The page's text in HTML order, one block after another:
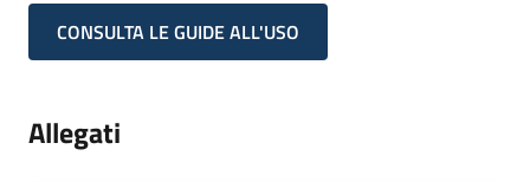
CONSULTA LE GUIDE ALL'USO
Allegati